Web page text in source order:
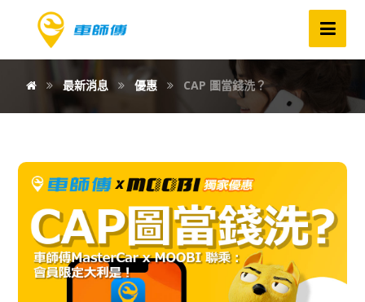
最新消息 優惠 CAP 圖當錢洗？